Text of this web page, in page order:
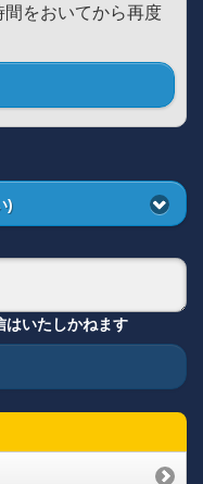
をおいてから再度
)
はいたしかねます